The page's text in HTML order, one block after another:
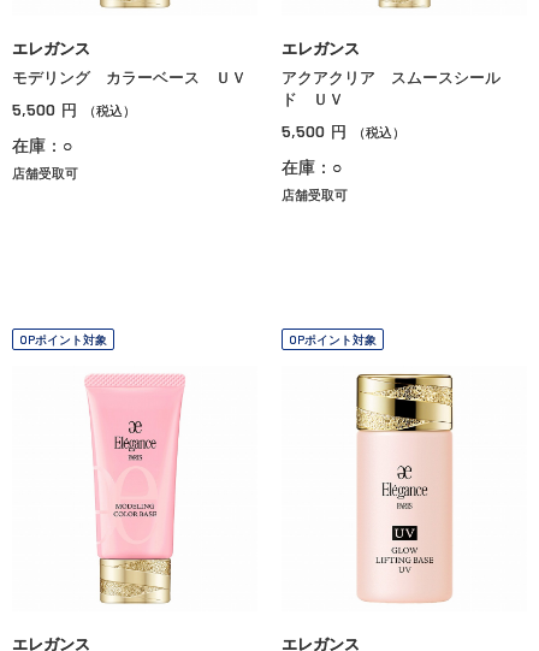
エレガンス
モデリング カラーベース ＵＶ
5,500 円 （税込）
在庫：○
店舗受取可
エレガンス
アクアクリア スムースシール
ド ＵＶ
5,500 円 （税込）
在庫：○
店舗受取可
OPポイント対象
エレガンス
OPポイント対象
エレガンス